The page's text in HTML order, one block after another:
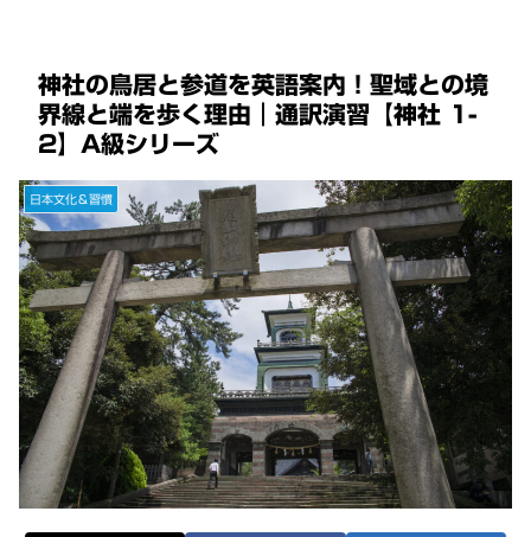
神社の鳥居と参道を英語案内！聖域との境
界線と端を歩く理由｜通訳演習【神社 1-
2】A級シリーズ
日本文化＆習慣